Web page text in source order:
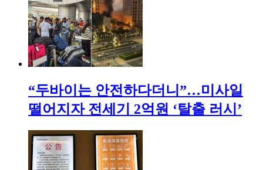
“두바이는 안전하다더니”…미사일
떨어지자 전세기 2억원 ‘탈출 러시’